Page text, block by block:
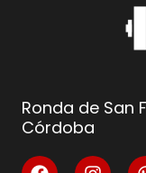
Ronda de San
Córdoba